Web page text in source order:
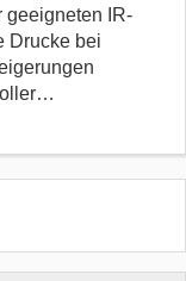
geeigneten IR-
Drucke bei